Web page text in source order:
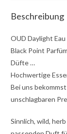
Beschreibung
OUD Daylight
Black Point
Düfte …
Hochwertige
Bei uns
unschlagbaren
Sinnlich, wild,